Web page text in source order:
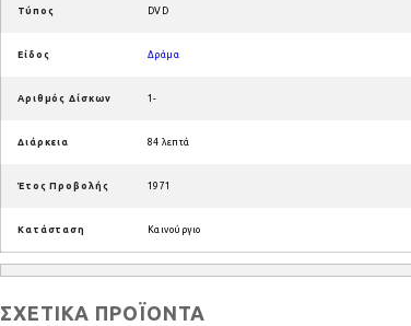
Τύπος DVD
Είδος Δράμα
Αριθμός Δίσκων 1-
Διάρκεια 84 λεπτά
Έτος Προβολής 1971
Κατάσταση Καινούργιο
ΣΧΕΤΙΚΆ ΠΡΟΪΌΝΤΑ